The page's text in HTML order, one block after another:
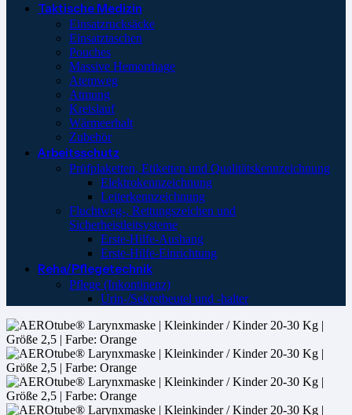
Taktische Medizin
Einsatzrucksäcke
Einsatztaschen
Pouches
Massive Hemorrhage
Atemweg
Atmung
Kreislauf
Wärmeerhalt
Zubehör
Arbeitsschutz
Prüfplaketten, Etiketten und Qualitätskennzeichnung
Elektrokennzeichnung
Leiterkennzeichnung
Fluchtweg-, Rettungszeichen und
Sicherheistleitsysteme
Erste-Hilfe-Aushang
Erste-Hilfe-Einrichtung
Reha/Pflegetechnik
Pflege (Inkontinenz)
Urin-/Sekretbeutel und -halter